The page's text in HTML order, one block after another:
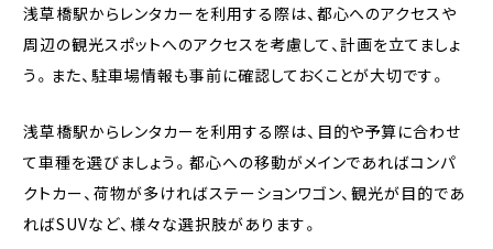
浅草橋駅からレンタカーを利用する際は、都心へのアクセスや
周辺の観光スポットへのアクセスを考慮して、計画を立てましょ
う。また、駐車場情報も事前に確認しておくことが大切です。
浅草橋駅からレンタカーを利用する際は、目的や予算に合わせ
て車種を選びましょう。都心への移動がメインであればコンパ
クトカー、荷物が多ければステーションワゴン、観光が目的であ
ればSUVなど、様々な選択肢があります。